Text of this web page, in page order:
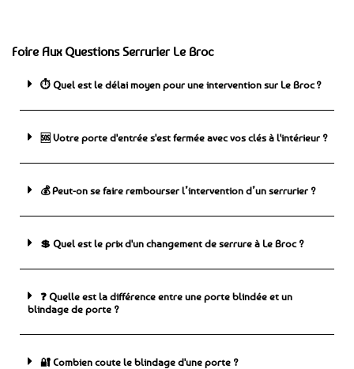
Foire Aux Questions Serrurier Le Broc
⏱️ Quel est le délai moyen pour une intervention sur Le Broc ?
🆘 ️Votre porte d'entrée s'est fermée avec vos clés à l'intérieur ?
💰 Peut-on se faire rembourser l’intervention d’un serrurier ?
💲 Quel est le prix d'un changement de serrure à Le Broc ?
❓ Quelle est la différence entre une porte blindée et un
blindage de porte ?
🔐 Combien coute le blindage d'une porte ?